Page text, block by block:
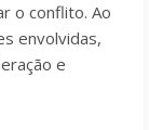
o conflito. Ao
envolvidas,
e